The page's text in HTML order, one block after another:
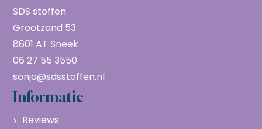
SDS stoffen
Grootzand 53
8601 AT Sneek
06 27 55 3550
sonja@sdsstoffen.nl
Informatie
Reviews